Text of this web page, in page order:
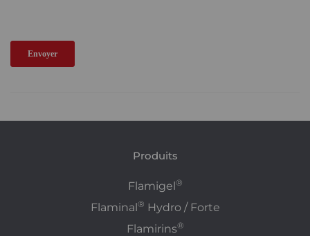
Produits
Flamigel®
Flaminal® Hydro / Forte
Flamirins®